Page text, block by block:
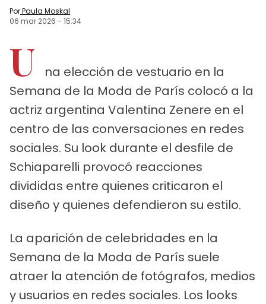
PorPaula Moskal
06 mar 2026 - 15:34
U
na elección de vestuario en la
Semana de la Moda de París colocó a la
actriz argentina Valentina Zenere en el
centro de las conversaciones en redes
sociales. Su look durante el desfile de
Schiaparelli provocó reacciones
divididas entre quienes criticaron el
diseño y quienes defendieron su estilo.
La aparición de celebridades en la
Semana de la Moda de París suele
atraer la atención de fotógrafos, medios
y usuarios en redes sociales. Los looks